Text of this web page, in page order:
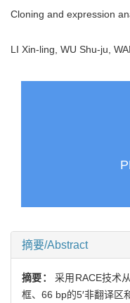
Cloning and expression
LI Xin-ling, WU Shu-ju,
摘要/Abstract
摘要：采用RACE技术
框、66 bp的5′非翻译区